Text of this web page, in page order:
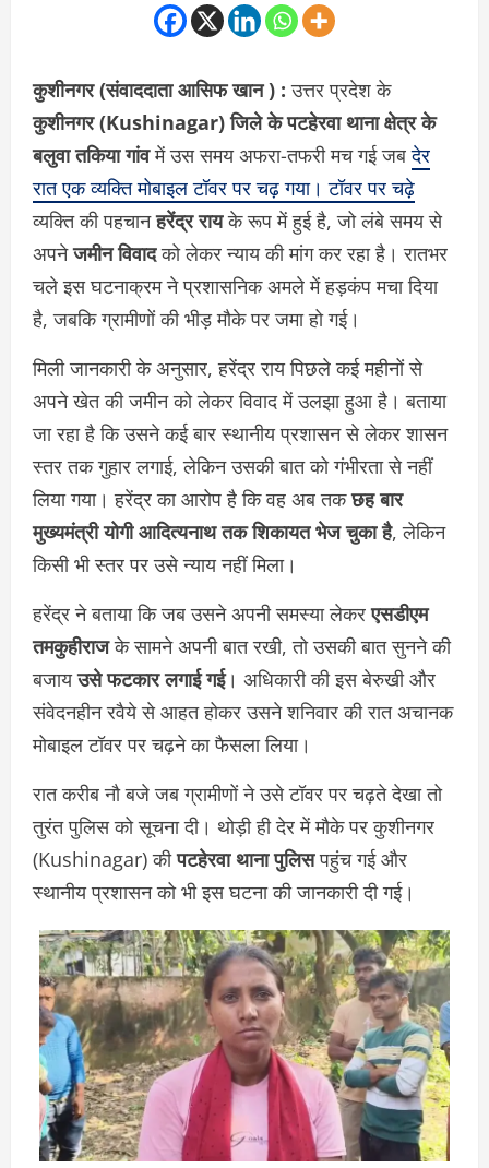
कुशीनगर (संवाददाता आसिफ खान ) :उत्तर प्रदेश के
कुशीनगर (Kushinagar) जिले के पटहेरवा थाना क्षेत्र के
बलुवा तकिया गांवमें उस समय अफरा-तफरी मच गई जबदेर
रात एक व्यक्ति मोबाइल टॉवर पर चढ़ गया। टॉवर पर चढ़े
व्यक्ति की पहचानहरेंद्र रायके रूप में हुई है, जो लंबे समय से
अपनेजमीन विवादको लेकर न्याय की मांग कर रहा है। रातभर
चले इस घटनाक्रम ने प्रशासनिक अमले में हड़कंप मचा दिया
है, जबकि ग्रामीणों की भीड़ मौके पर जमा हो गई।
मिली जानकारी के अनुसार, हरेंद्र राय पिछले कई महीनों से
अपने खेत की जमीन को लेकर विवाद में उलझा हुआ है। बताया
जा रहा है कि उसने कई बार स्थानीय प्रशासन से लेकर शासन
स्तर तक गुहार लगाई, लेकिन उसकी बात को गंभीरता से नहीं
लिया गया। हरेंद्र का आरोप है कि वह अब तकछह बार
मुख्यमंत्री योगी आदित्यनाथ तक शिकायत भेज चुका है, लेकिन
किसी भी स्तर पर उसे न्याय नहीं मिला।
हरेंद्र ने बताया कि जब उसने अपनी समस्या लेकरएसडीएम
तमकुहीराजके सामने अपनी बात रखी, तो उसकी बात सुनने की
बजायउसे फटकार लगाई गई। अधिकारी की इस बेरुखी और
संवेदनहीन रवैये से आहत होकर उसने शनिवार की रात अचानक
मोबाइल टॉवर पर चढ़ने का फैसला लिया।
रात करीब नौ बजे जब ग्रामीणों ने उसे टॉवर पर चढ़ते देखा तो
तुरंत पुलिस को सूचना दी। थोड़ी ही देर में मौके पर कुशीनगर
(Kushinagar) कीपटहेरवा थाना पुलिसपहुंच गई और
स्थानीय प्रशासन को भी इस घटना की जानकारी दी गई।